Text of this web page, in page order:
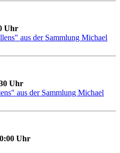
Uhr
aus der Sammlung Michael
Uhr
aus der Sammlung Michael
Uhr